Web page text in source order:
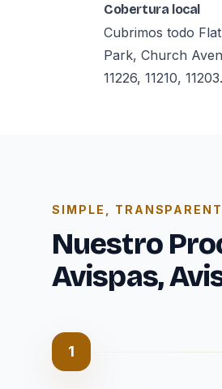
Cobertura local
Cubrimos todo
Park, Church
11226, 11210, 11203.
SIMPLE,
Nuestro
Avispas,
1